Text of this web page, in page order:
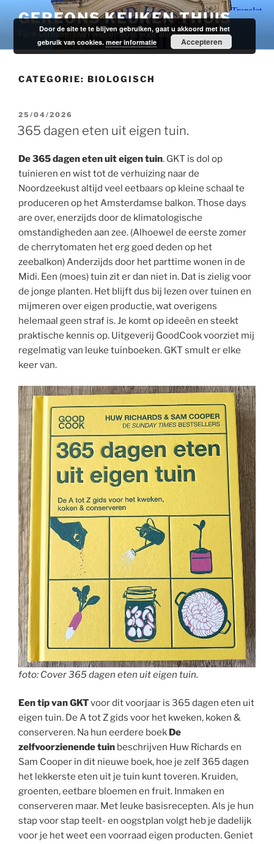
naar
inhoud
GEREONS KEUKEN THUIS
Fijne verhalen over wijn en spijs voor alledag.
CATEGORIE: BIOLOGISCH
GEPLAATST
OP
25/04/2026
365 dagen eten uit eigen tuin.
De 365 dagen eten uit eigen tuin. GKT is dol op
tuinieren en wist tot de verhuizing naar de
Noordzeekust altijd veel eetbaars op kleine schaal te
produceren op het Amsterdamse balkon. Those days
are over, enerzijds door de klimatologische
omstandigheden aan zee. (Alhoewel de eerste zomer
de cherrytomaten het erg goed deden op het
zeebalkon) Anderzijds door het parttime wonen in de
Midi. Een (moes) tuin zit er dan niet in. Dat is zielig voor
de jonge planten. Het blijft dus bij lezen over tuinen en
mijmeren over eigen productie, wat overigens
helemaal geen straf is. Je komt op ideeën en steekt
praktische kennis op. Uitgeverij GoodCook voorziet mij
regelmatig van leuke tuinboeken. GKT smult er elke
keer van.
foto: Cover 365 dagen eten uit eigen tuin.
Een tip van GKTvoor dit voorjaar is 365 dagen eten uit
eigen tuin. De A tot Z gids voor het kweken, koken &
conserveren. Na hun eerdere boek De
zelfvoorzienende tuin beschrijven Huw Richards en
Sam Cooper in dit nieuwe boek, hoe je zelf 365 dagen
het lekkerste eten uit je tuin kunt toveren. Kruiden,
groenten, eetbare bloemen en fruit. Inmaken en
conserveren maar. Met leuke basisrecepten. Als je hun
stap voor stap teelt- en oogstplan volgt heb je dadelijk
voor je het weet een voorraad eigen producten. Geniet
Door de site te te blijven gebruiken, gaat u akkoord met het
gebruik van cookies.meer informatie Accepteren